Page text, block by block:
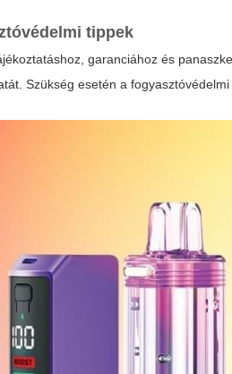
tippek
garanciához és
Szükség esetén a